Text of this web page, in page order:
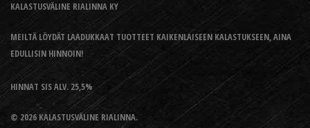
KALASTUSVÄLINE RIALINNA KY
MEILTÄ LÖYDÄT LAADUKKAAT TUOTTEET KAIKENLAISEEN KALASTUKSEEN, AINA
EDULLISIN HINNOIN!
HINNAT SIS ALV. 25,5%
© 2026 KALASTUSVÄLINE RIALINNA.